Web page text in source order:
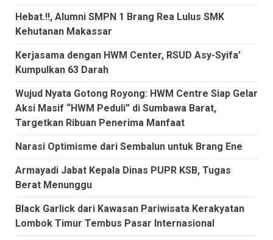
Hebat.!!, Alumni SMPN 1 Brang Rea Lulus SMK
Kehutanan Makassar
Kerjasama dengan HWM Center, RSUD Asy-Syifa’
Kumpulkan 63 Darah
Wujud Nyata Gotong Royong: HWM Centre Siap Gelar
Aksi Masif “HWM Peduli” di Sumbawa Barat,
Targetkan Ribuan Penerima Manfaat
Narasi Optimisme dari Sembalun untuk Brang Ene
Armayadi Jabat Kepala Dinas PUPR KSB, Tugas
Berat Menunggu
Black Garlick dari Kawasan Pariwisata Kerakyatan
Lombok Timur Tembus Pasar Internasional